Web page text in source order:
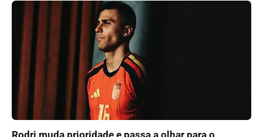
Rodri muda prioridade e passa a olhar para o